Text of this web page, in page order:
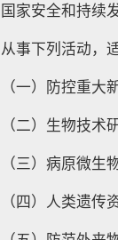
国家安全和持续
从事下列活动，
（一）防控重大
（二）生物技术
（三）病原微生
（四）人类遗传